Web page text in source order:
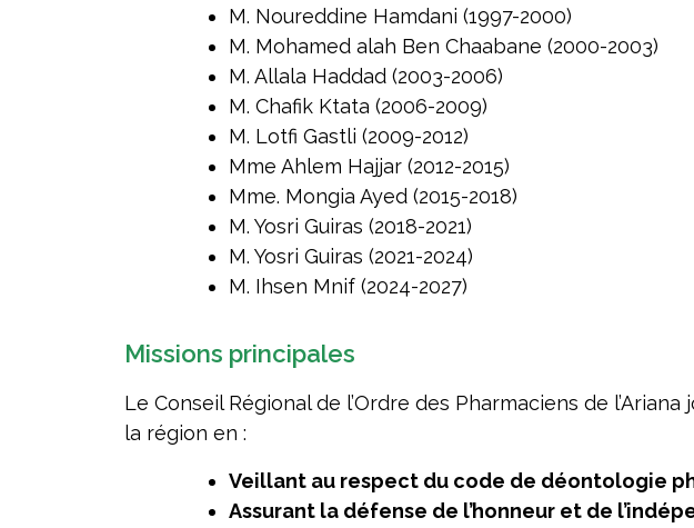
M. Noureddine Hamdani (1997-2000)
M. Mohamed alah Ben Chaabane (2000-2003)
M. Allala Haddad (2003-2006)
M. Chafik Ktata (2006-2009)
M. Lotfi Gastli (2009-2012)
Mme Ahlem Hajjar (2012-2015)
Mme. Mongia Ayed (2015-2018)
M. Yosri Guiras (2018-2021)
M. Yosri Guiras (2021-2024)
M. Ihsen Mnif (2024-2027)
Missions principales
Le Conseil Régional de l’Ordre des Pharmaciens de
la région en :
Veillant au respect du code de déontologie
Assurant la défense de l’honneur et de